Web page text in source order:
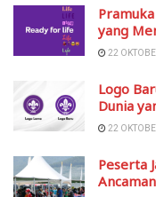
yang
22
Logo
Dunia
22
Peserta